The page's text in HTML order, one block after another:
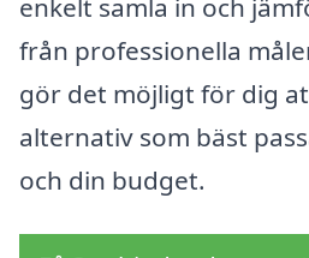
enkelt samla in och
från professionella
gör det möjligt för dig
alternativ som bäst
och din budget.